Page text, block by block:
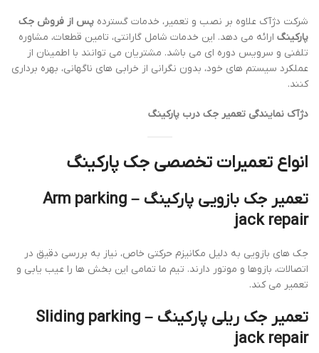
شرکت دژآک علاوه بر نصب و تعمیر، خدمات گسترده پس از فروش جک
پارکینگ ارائه می دهد. این خدمات شامل گارانتی، تامین قطعات، مشاوره
تلفنی و سرویس دوره ای می باشد. مشتریان می توانند با اطمینان از
عملکرد سیستم های خود، بدون نگرانی از خرابی های ناگهانی، بهره برداری
کنند.
دژآک نمایندگی تعمیر جک درب پارکینگ
انواع تعمیرات تخصصی جک پارکینگ
تعمیر جک بازویی پارکینگ – Arm parking
jack repair
جک های بازویی به دلیل مکانیزم حرکتی خاص، نیاز به بررسی دقیق در
اتصالات، بازوها و موتور دارند. تیم ما تمامی این بخش ها را عیب یابی و
تعمیر می کند.
تعمیر جک ریلی پارکینگ – Sliding parking
jack repair